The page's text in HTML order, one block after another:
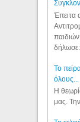
Έπειτα
δήλωσε:
Το
όλους...
Η
μας.